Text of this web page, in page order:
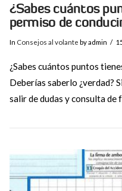
¿Sabes cuántos
permiso de
In Consejos al volante by admin
¿Sabes cuántos puntos
Deberías saberlo ¿verdad?
salir de dudas y consulta